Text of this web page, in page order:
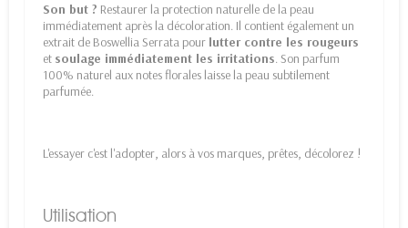
Son but ? Restaurer la protection naturelle de la peau
immédiatement après la décoloration. Il contient également un
extrait de Boswellia Serrata pour lutter contre les rougeurs
et soulage immédiatement les irritations. Son parfum
100% naturel aux notes florales laisse la peau subtilement
parfumée.
L'essayer c'est l'adopter, alors à vos marques, prêtes, décolorez !
Utilisation